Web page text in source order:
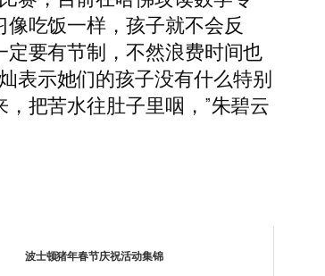
吃饭一样，孩子就不会反
要有节制，不然浪费时间也
表示她们的孩子没有什么特别
把苦水往肚子里咽，”朱碧云
波士顿猪年春节庆祝活动集锦